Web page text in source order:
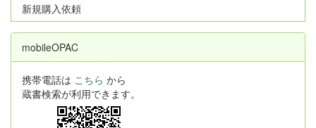
新規購入依頼
mobileOPAC
携帯電話は こちら から
蔵書検索が利用できます。